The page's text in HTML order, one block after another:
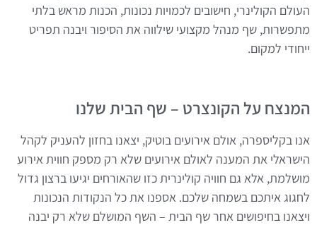
העולם הקולינרי, חישובים לכמויות נכונות, הכנות מראש בלתי
מתפשרות, שף מנהל מקצועי שילווה את הסיפור ויבנה תפריט
ייחודי למקום.
המנצח על הקונצרט – שף הבית שלנו
אנו בקליספרה, אולם אירועים בוטיק, יצאנו בחזון להעניק לקהל
הישראלי את המענה לאולם אירועים שלא רק מספק חווית אירוע
מושלמת, אלא גם חוויה קולינרית כזו שהאורחים יגיעו ברצון גדול
לחגוג איתכם בשמחה שלכם. אספנו את כל הנקודות הנכונות
ויצאנו בחיפושים אחר שף הבית – השף המושלם שלא רק יבנה